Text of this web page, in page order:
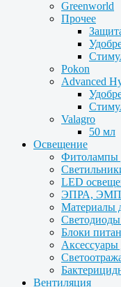
Greenworld
Прочее
Pokon
Advanced
Valagro
50 мл
Освещение
LED
ЭПРА,
Материалы
Блоки
Аксессуары
Вентиляция